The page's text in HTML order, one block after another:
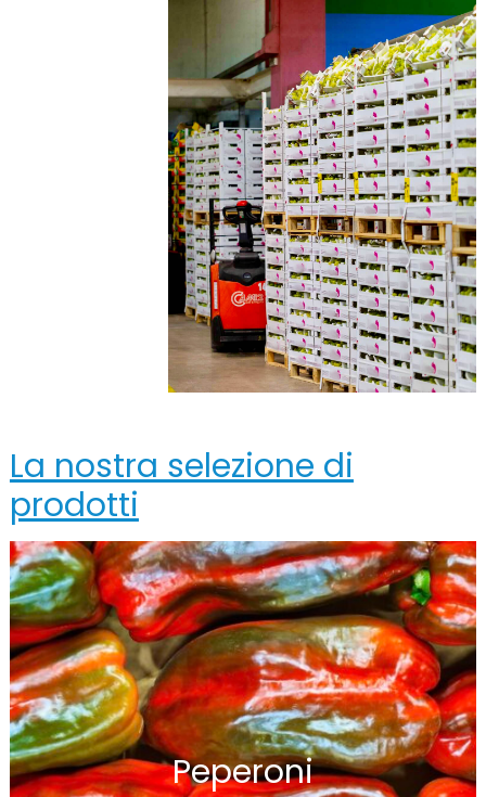
La nostra selezione di
prodotti
Peperoni